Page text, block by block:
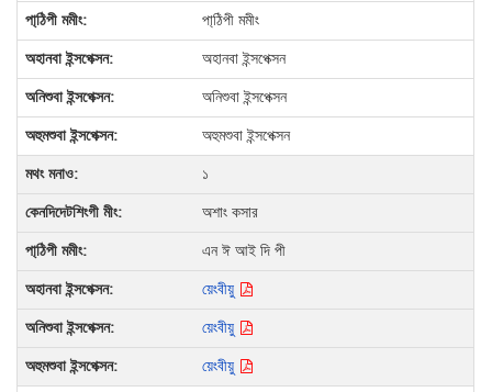
পা্ঠিপী মমীং
অহানবা ইন্সপেক্সন
অনিশুবা ইন্সপেক্সন
অহুমশুবা ইন্সপেক্সন
১
অশাং কসার
এন ঈ আই দি পী
য়েংবীয়ু
য়েংবীয়ু
য়েংবীয়ু